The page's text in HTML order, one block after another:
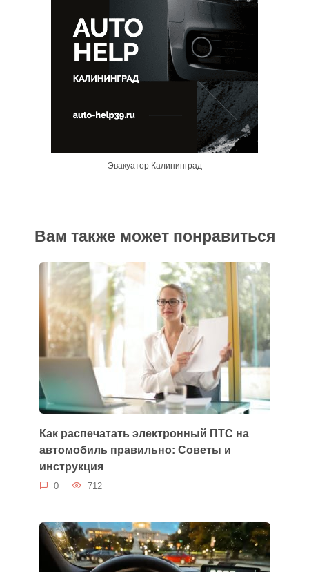
Эвакуатор Калининград
Вам также может понравиться
Как распечатать электронный ПТС на
автомобиль правильно: Советы и
инструкция
0 712